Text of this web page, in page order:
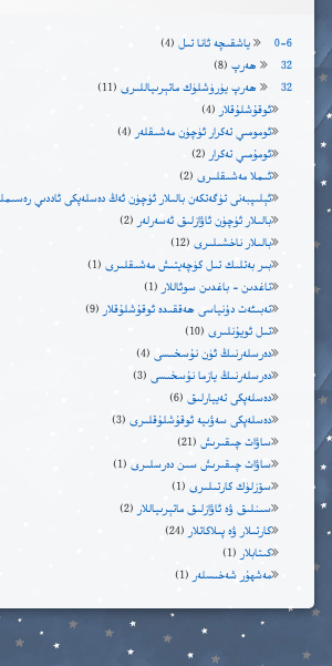
0-6 ياشقىچە ئانا تىل
(4)
32 ھەرپ
(8)
32 ھەرپ يۈرۈشلۈك ماتېرىياللىرى
(11)
ئوقۇشلۇقلار (4)
ئومومىي تەكرار ئۈچۈن مەشىقلەر (4)
ئومۇمىي تەكرار (2)
ئىملا مەشىقلىرى(2)
ئېلىپبەنى تۈگەتكەن بالىلار ئۈچۈن ئەڭ دەسلەپكى ئاددىي
بالىلار ئۈچۈن ئاۋازلىق ئەسەرلەر (2)
بالىلار ناخشىلىرى(12)
بىر بەتلىك تىل كۈچەيتىش مەشىقلىرى(1)
تاغدىن – باغدىن سوئاللار (1)
تەبىئەت دۇنياسى ھەققىدە ئوقۇشلۇقلار (9)
تىل ئويۇنلىرى(10)
دەرسلەرنىڭ ئۈن نۇسخىسى(4)
دەرسلەرنىڭ يازما نۇسخىسى(3)
دەسلەپكى تەييارلىق(6)
دەسلەپكى سەۋىيە ئوقۇشلۇقلىرى(3)
ساۋات چىقىرىش(21)
ساۋات چىقىرىش سىن دەرسلىرى(1)
سۆزلۈك كارتىلىرى(1)
سىنلىق ۋە ئاۋازلىق ماتېرىياللار (2)
كارتىلار ۋە پىلاكاتلار (24)
كىتابلار (1)
مەشھۇر شەخىسلەر (1)